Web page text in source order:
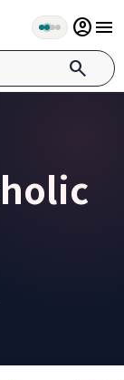
search
account_circlemenu